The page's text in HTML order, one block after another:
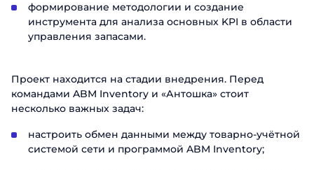
формирование методологии и создание
инструмента для анализа основных KPI в области
управления запасами.
Проект находится на стадии внедрения. Перед
командами ABM Inventory и «Антошка» стоит
несколько важных задач:
настроить обмен данными между товарно-учётной
системой сети и программой ABM Inventory;